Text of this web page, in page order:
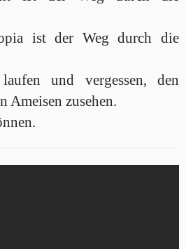
ist der Weg durch die
und vergessen, den
Ameisen zusehen.